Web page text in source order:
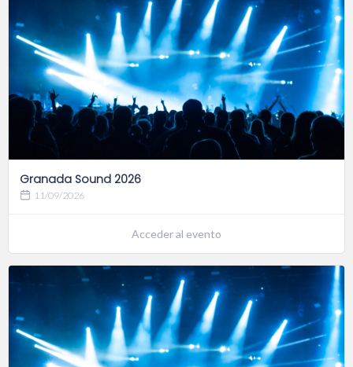
Granada Sound 2026
11/09/2026
Acceder al evento